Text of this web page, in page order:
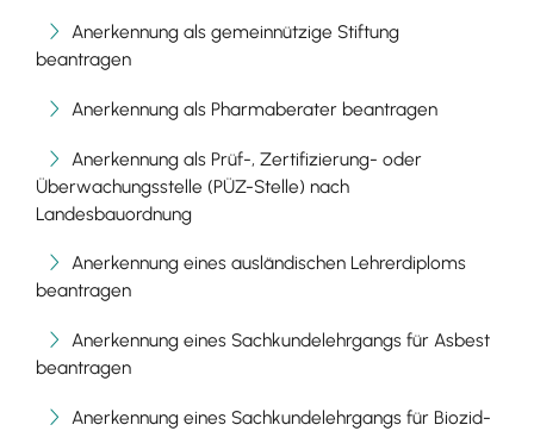
Anerkennung als gemeinnützige Stiftung
beantragen
Anerkennung als Pharmaberater beantragen
Anerkennung als Prüf-, Zertifizierung- oder
Überwachungsstelle (PÜZ-Stelle) nach
Landesbauordnung
Anerkennung eines ausländischen Lehrerdiploms
beantragen
Anerkennung eines Sachkundelehrgangs für Asbest
beantragen
Anerkennung eines Sachkundelehrgangs für Biozid-